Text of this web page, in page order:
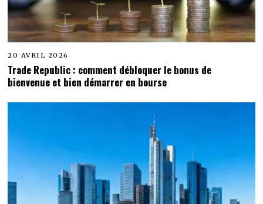
20 AVRIL 2026
Trade Republic : comment débloquer le bonus de
bienvenue et bien démarrer en bourse